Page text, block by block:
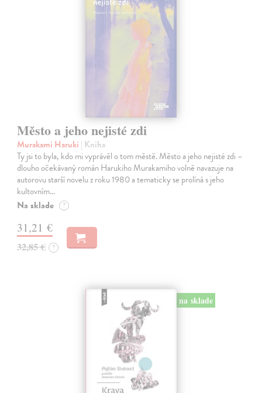
Město a jeho nejisté zdi
Murakami Haruki | Kniha
Ty jsi to byla, kdo mi vyprávěl o tom městě. Město a jeho nejisté zdi –
dlouho očekávaný román Harukiho Murakamiho volně navazuje na
autorovu starší novelu z roku 1980 a tematicky se prolíná s jeho
kultovním…
Na sklade ?
31,21 €
32,85 € ?
na sklade